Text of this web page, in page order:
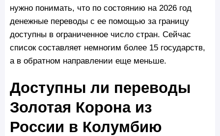
нужно понимать, что по состоянию на 2026 год
денежные переводы с ее помощью за границу
доступны в ограниченное число стран. Сейчас
список составляет немногим более 15 государств,
а в обратном направлении еще меньше.
Доступны ли переводы
Золотая Корона из
России в Колумбию